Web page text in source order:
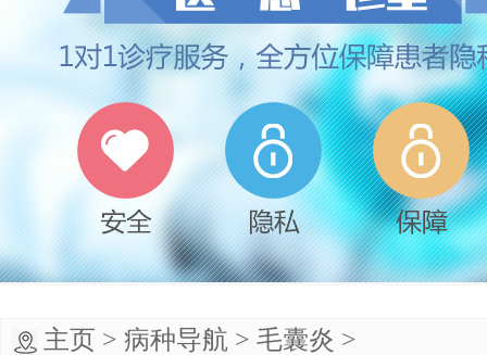
主页 > 病种导航 > 毛囊炎 >